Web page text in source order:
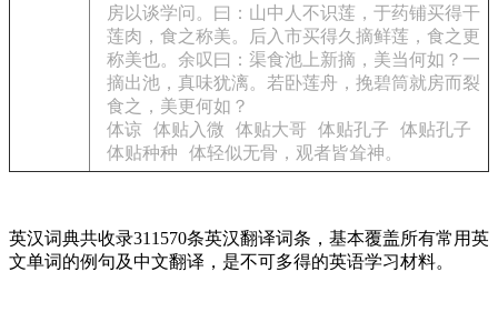
房以谈学问。曰：山中人不识莲，于药铺买得干
莲肉，食之称美。后入市买得久摘鲜莲，食之更
称美也。余叹曰：渠食池上新摘，美当何如？一
摘出池，真味犹漓。若卧莲舟，挽碧筒就房而裂
食之，美更何如？
体谅 体贴入微 体贴大哥 体贴孔子
体贴孔子
体贴种种
体轻似无骨，观者皆耸神。
英汉词典共收录311570条英汉翻译词条，基本覆盖所有常用英
文单词的例句及中文翻译，是不可多得的英语学习材料。